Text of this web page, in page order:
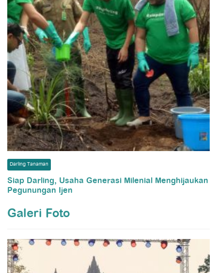
Darling Tanaman
Siap Darling, Usaha Generasi Milenial Menghijaukan
Pegunungan Ijen
Galeri Foto